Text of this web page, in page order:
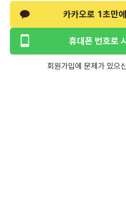
카카오로 1초만
휴대폰 번호로
회원가입에 문제가 있으